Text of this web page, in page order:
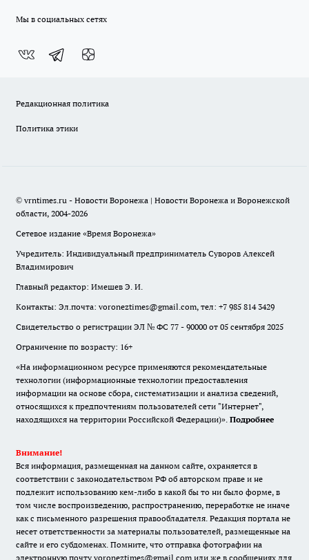
Мы в социальных сетях
Редакционная политика
Политика этики
© vrntimes.ru - Новости Воронежа | Новости Воронежа и Воронежской
области, 2004-2026
Сетевое издание «Время Воронежа»
Учредитель: Индивидуальный предприниматель Суворов Алексей
Владимирович
Главный редактор: Имешев Э. И.
Контакты: Эл.почта: voroneztimes@gmail.com, тел: +7 985 814 3429
Свидетельство о регистрации ЭЛ № ФС 77 - 90000 от 05 сентября 2025
Ограничение по возрасту: 16+
«На информационном ресурсе применяются рекомендательные
технологии (информационные технологии предоставления
информации на основе сбора, систематизации и анализа сведений,
относящихся к предпочтениям пользователей сети "Интернет",
находящихся на территории Российской Федерации)». Подробнее
Внимание!
Вся информация, размещенная на данном сайте, охраняется в
соответствии с законодательством РФ об авторском праве и не
подлежит использованию кем-либо в какой бы то ни было форме, в
том числе воспроизведению, распространению, переработке не иначе
как с письменного разрешения правообладателя. Редакция портала не
несет ответственности за материалы пользователей, размещенные на
сайте и его субдоменах. Помните, что отправка фотографии на
электронную почту voroneztimes@gmail.com или же в сообщениях для